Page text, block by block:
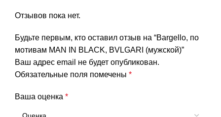
Отзывов пока нет.
Будьте первым, кто оставил отзыв на “Bargello, по
мотивам MAN IN BLACK, BVLGARI (мужской)”
Ваш адрес email не будет опубликован.
Обязательные поля помечены *
Ваша оценка *